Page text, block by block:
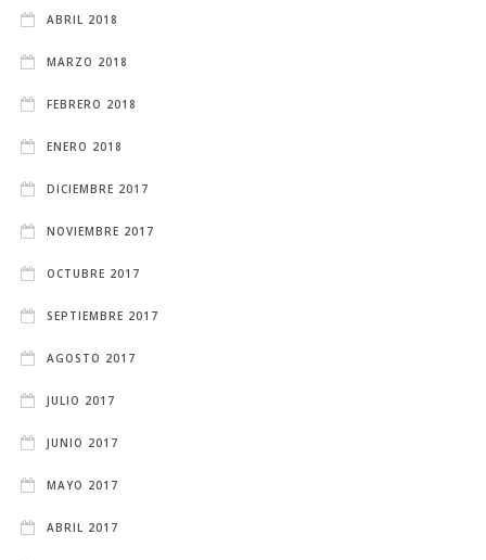
ABRIL 2018
MARZO 2018
FEBRERO 2018
ENERO 2018
DICIEMBRE 2017
NOVIEMBRE 2017
OCTUBRE 2017
SEPTIEMBRE 2017
AGOSTO 2017
JULIO 2017
JUNIO 2017
MAYO 2017
ABRIL 2017